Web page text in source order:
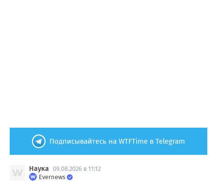
Подписывайтесь на WTFTime в Telegram
Наука 09.08.2026 в 11:12
Evernews